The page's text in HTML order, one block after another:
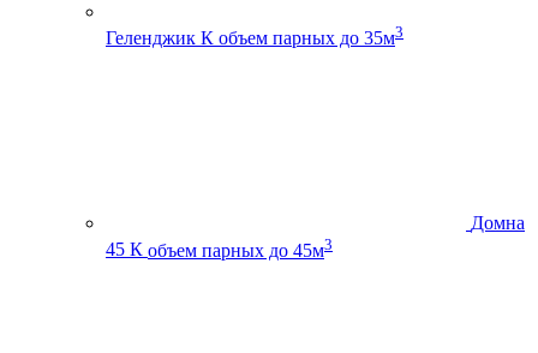
Геленджик К объем парных до 35м3
Домна
45 К объем парных до 45м3